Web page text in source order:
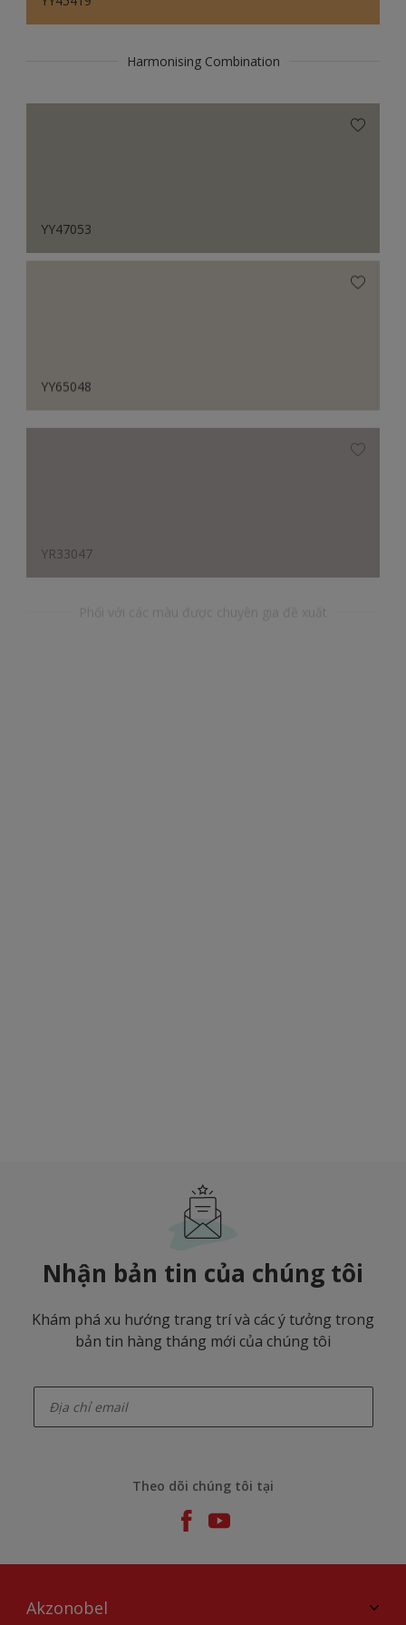
Harmonising Combination
YY47053
YY65048
Nhận bản tin của chúng tôi
Khám phá xu hướng trang trí và các ý tưởng trong
bản tin hàng tháng mới của chúng tôi
Theo dõi chúng tôi tại
Akzonobel